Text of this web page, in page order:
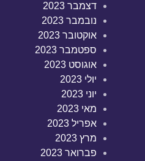
דצמבר 2023
נובמבר 2023
אוקטובר 2023
ספטמבר 2023
אוגוסט 2023
יולי 2023
יוני 2023
מאי 2023
אפריל 2023
מרץ 2023
פברואר 2023